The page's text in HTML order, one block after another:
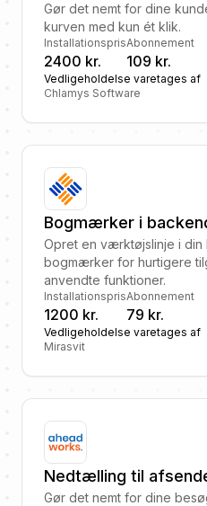
Gør det nemt for dine
kurven med kun ét klik.
Installationspris
2400 kr.
Abonnement
109 kr.
Vedligeholdelse varetages af
Chlamys Software
Bogmærker i
Opret en værktøjslinje i din
bogmærker for hurtigere
anvendte funktioner.
Installationspris
1200 kr.
Abonnement
79 kr.
Vedligeholdelse varetages af
Mirasvit
Nedtælling til
Gør det nemt for dine